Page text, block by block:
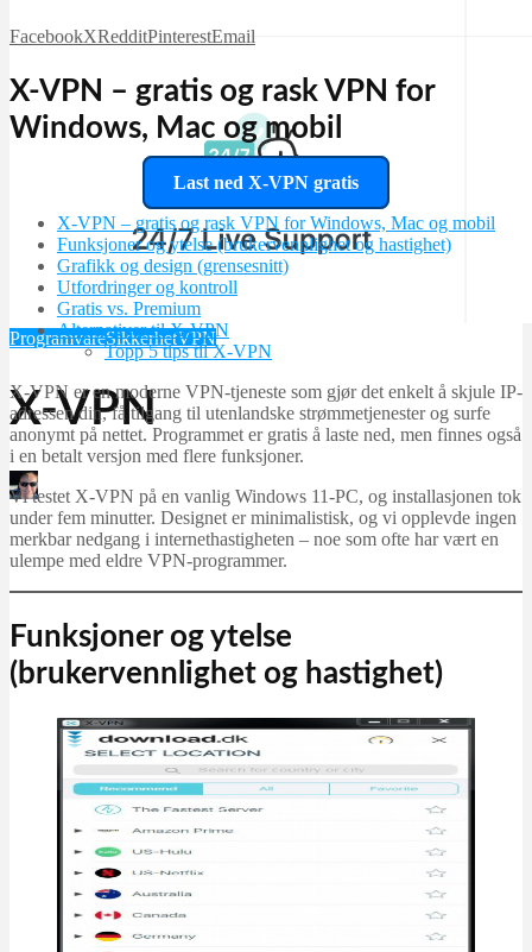
ProgramvareSikkerhetVPN
X-VPN
Martin Jørgensen
november 4, 2025
FacebookXRedditPinterestEmail
X-VPN – gratis og rask VPN for
Windows, Mac og mobil
Last ned X-VPN gratis
X-VPN – gratis og rask VPN for Windows, Mac og mobil
Funksjoner og ytelse (brukervennlighet og hastighet)
Grafikk og design (grensesnitt)
Utfordringer og kontroll
Gratis vs. Premium
Alternativer til X-VPN
Topp 5 tips til X‑VPN
X-VPN er en moderne VPN-tjeneste som gjør det enkelt å skjule IP-
adressen din, få tilgang til utenlandske strømmetjenester og surfe
anonymt på nettet. Programmet er gratis å laste ned, men finnes også
i en betalt versjon med flere funksjoner.
Vi testet X-VPN på en vanlig Windows 11-PC, og installasjonen tok
under fem minutter. Designet er minimalistisk, og vi opplevde ingen
merkbar nedgang i internethastigheten – noe som ofte har vært en
ulempe med eldre VPN-programmer.
Funksjoner og ytelse
(brukervennlighet og hastighet)